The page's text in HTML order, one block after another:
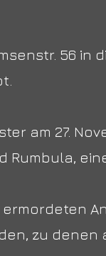
56
am 27.
Rumbula,
zu